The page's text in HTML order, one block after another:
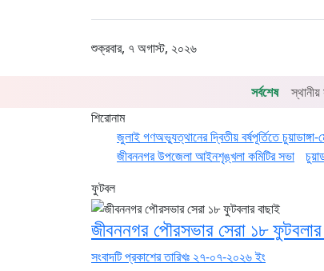
শুক্রবার, ৭ অগাস্ট, ২০২৬
সর্বশেষ স্থানীয়
শিরোনাম
জুলাই গণঅভ্যুত্থানের দ্বিতীয় বর্ষপূর্তিতে চুয়াডাঙ্গা-
জীবননগর উপজেলা আইনশৃঙ্খলা কমিটির সভা
ফুটবল
জীবননগর পৌরসভার সেরা ১৮ ফুটবলার
সংবাদটি প্রকাশের তারিখঃ ২৭-০৭-২০২৬ ইং